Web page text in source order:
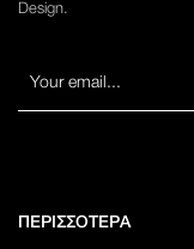
Design.
ΠΕΡΙΣΣΟΤΕΡΑ